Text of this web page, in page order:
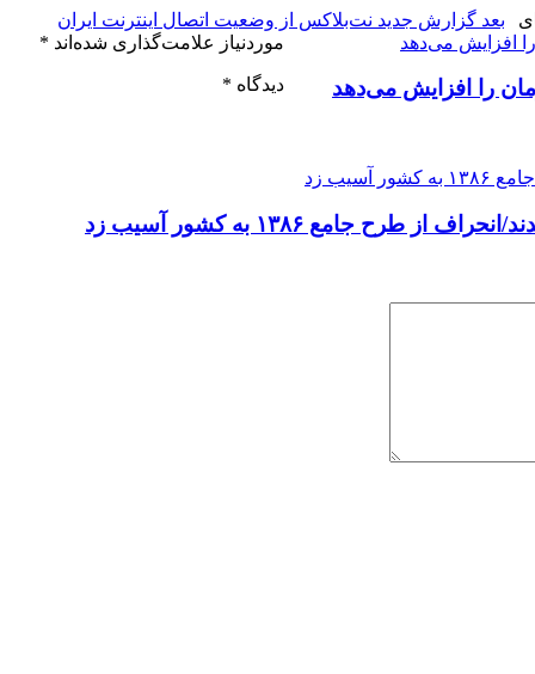
بعد گزارش جدید نت‌بلاکس از وضعیت اتصال اینترنت ایران
را افزایش می‌دهد
۱۳۸۶ به کشور آسیب زد
موردنیاز علامت‌گذاری شده‌اند *
دیدگاه *